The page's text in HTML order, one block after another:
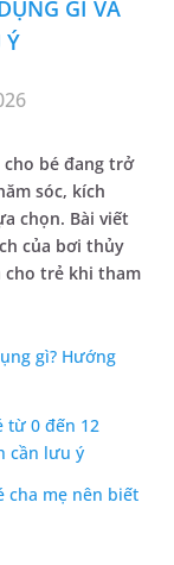
GÌ VÀ
Ý
bé đang trở
sóc, kích
chọn. Bài viết
của bơi thủy
cho trẻ khi tham
gì? Hướng
từ 0 đến 12
cần lưu ý
cha mẹ nên biết